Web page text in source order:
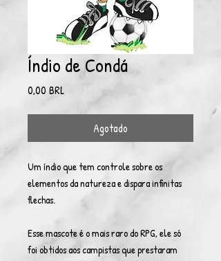
Índio de Condá
0,00 BRLPrecio
Agotado
Um índio que tem controle sobre os
elementos da natureza e dispara infinitas
flechas.
Esse mascote é o mais raro do RPG, ele só
foi obtidos aos campistas que prestaram